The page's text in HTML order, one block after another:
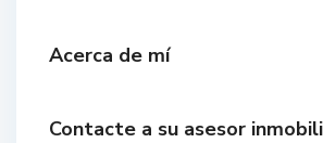
Acerca de mí
Contacte a su asesor